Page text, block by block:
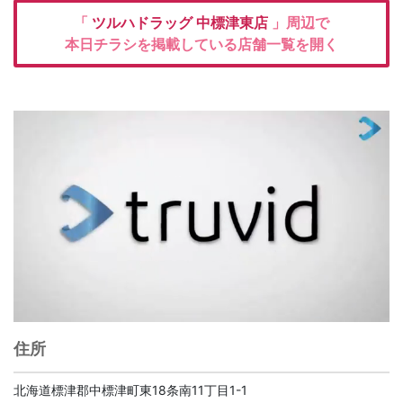
「 ツルハドラッグ中標津東店 」周辺で
本日チラシを掲載している店舗一覧を開く
住所
北海道標津郡中標津町東18条南11丁目1-1